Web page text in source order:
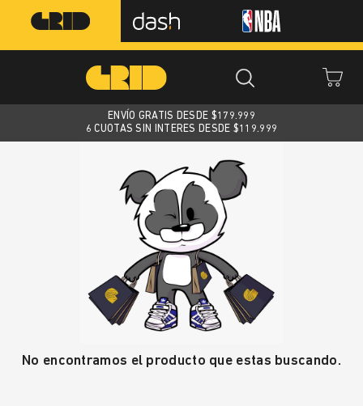
ENVÍO GRATIS DESDE $179.999
6 CUOTAS SIN INTERES DESDE $119.999
No encontramos el producto que estas buscando.